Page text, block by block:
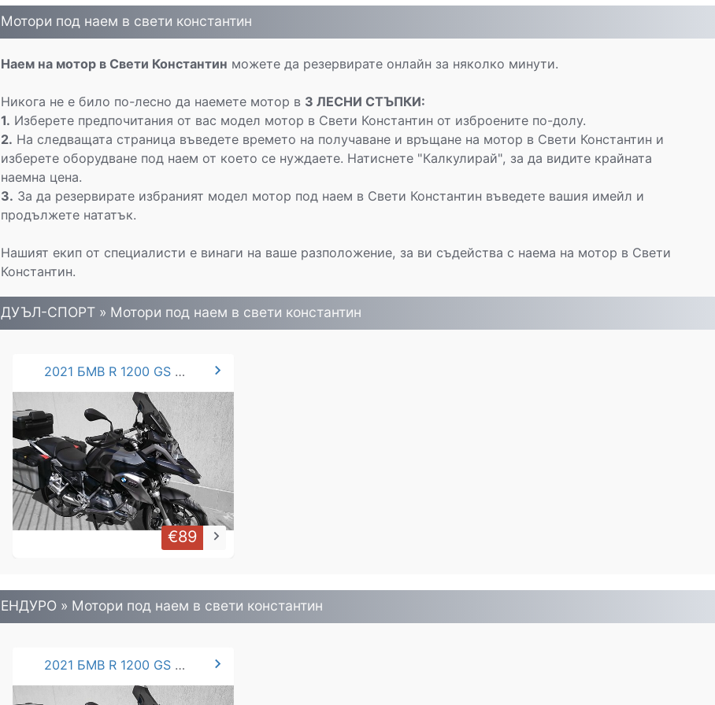
Mотори под наем в свети константин
Наем на мотор в Свети Константин можете да резервирате онлайн за няколко минути.
Никога не е било по-лесно да наемете мотор в 3 ЛЕСНИ СТЪПКИ:
1. Изберете предпочитания от вас модел мотор в Свети Константин от изброените по-долу.
2. На следващата страница въведете времето на получаване и връщане на мотор в Свети Константин и
изберете оборудване под наем от което се нуждаете. Натиснете "Калкулирай", за да видите крайната
наемна цена.
3. За да резервирате избраният модел мотор под наем в Свети Константин въведете вашия имейл и
продължете нататък.
Нашият екип от специалисти е винаги на ваше разположение, за ви съдейства с наема на мотор в Свети
Константин.
ДУЪЛ-СПОРТ » Mотори под наем в свети константин
2021 БМВ R 1200 GS 125hp. chevron_right
€89 keyboard_arrow_right
ЕНДУРО » Mотори под наем в свети константин
2021 БМВ R 1200 GS 125hp. chevron_right